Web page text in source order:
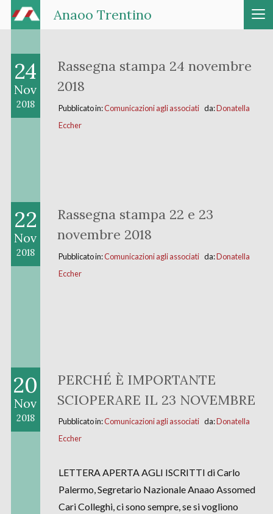
Anaoo Trentino
Rassegna stampa 24 novembre
2018
24
Nov
2018 Pubblicato in:Comunicazioni agli associatida:Donatella
Eccher
Rassegna stampa 22 e 23
novembre 2018
22
Nov
2018 Pubblicato in:Comunicazioni agli associatida:Donatella
Eccher
PERCHÉ È IMPORTANTE
SCIOPERARE IL 23 NOVEMBRE
20
Nov
2018 Pubblicato in:Comunicazioni agli associatida:Donatella
Eccher
LETTERA APERTA AGLI ISCRITTI di Carlo
Palermo, Segretario Nazionale Anaao Assomed
Cari Colleghi, ci sono sempre, se si vogliono